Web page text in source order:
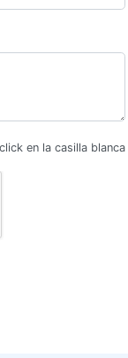
en la casilla blanca